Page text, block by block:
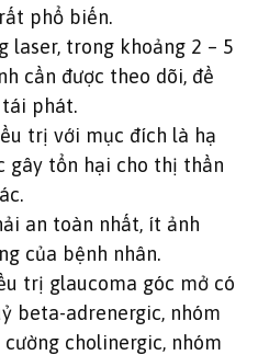
phổ biến.
laser, trong khoảng 2 – 5
cần được theo dõi, đề
phát.
trị với mục đích là hạ
gây tổn hại cho thị thần
an toàn nhất, ít ảnh
của bệnh nhân.
trị glaucoma góc mở có
beta-adrenergic, nhóm
cholinergic, nhóm